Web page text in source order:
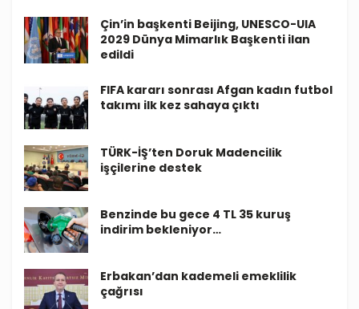
Çin’in başkenti Beijing, UNESCO-UIA
2029 Dünya Mimarlık Başkenti ilan
edildi
FIFA kararı sonrası Afgan kadın futbol
takımı ilk kez sahaya çıktı
TÜRK-İŞ’ten Doruk Madencilik
işçilerine destek
Benzinde bu gece 4 TL 35 kuruş
indirim bekleniyor…
Erbakan’dan kademeli emeklilik
çağrısı